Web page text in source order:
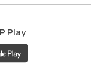
Play